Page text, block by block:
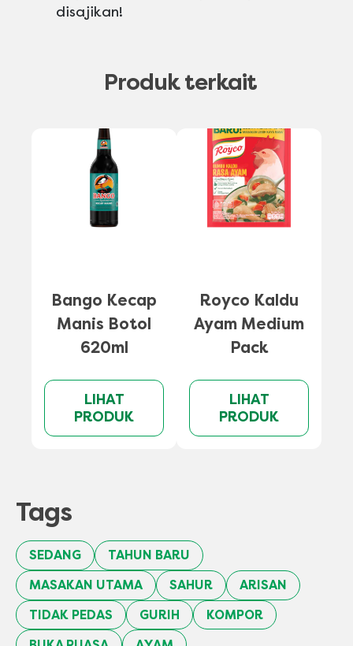
disajikan!
Produk terkait
Bango Kecap
Manis Botol
620ml
LIHAT
PRODUK
Royco Kaldu
Ayam Medium
Pack
LIHAT
PRODUK
Tags
SEDANG
TAHUN BARU
MASAKAN UTAMA
SAHUR
ARISAN
TIDAK PEDAS
GURIH
KOMPOR